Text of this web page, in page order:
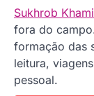
Sukhrob
fora do
formação das
leitura,
pessoal.